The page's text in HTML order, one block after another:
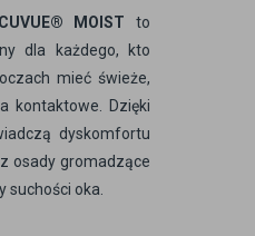
MOIST to
dla każdego, kto
mieć świeże,
kontaktowe. Dzięki
dyskomfortu
osady gromadzące
suchości oka.